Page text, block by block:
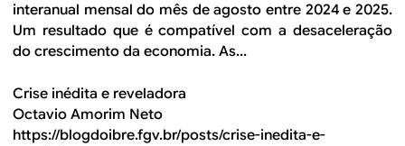
interanual mensal do mês de agosto entre 2024 e 2025.
Um resultado que é compatível com a desaceleração
do crescimento da economia. As...
Crise inédita e reveladora
Octavio Amorim Neto
https://blogdoibre.fgv.br/posts/crise-inedita-e-